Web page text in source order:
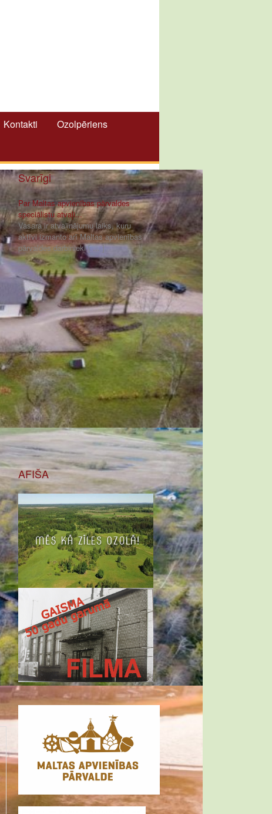
Kontakti
Ozolpēriens
Svarīgi
Par Maltas apvienības pārvaldes
speciālistu atvaļi...
Vasara ir atvaļinājumu laiks, kuru
aktīvi izmanto arī Maltas apvienības
pārvaldes darbinieki [ ... ]
AFIŠA